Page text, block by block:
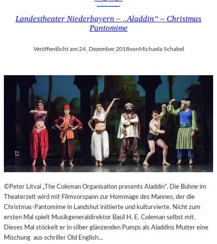
N
–
A
N
N
E
N
D
I
N
S
Z
N
I
E
R
T
Landestheater Niederbayern – „Aladdin“ – Christmas
Pantomime
Veröffentlicht am:24. Dezember 2018vonMichaela Schabel
©Peter Litvai „The Coleman Organisation presents Aladdin“. Die Bühne im
Theaterzelt wird mit Filmvorspann zur Hommage des Mannes, der die
Christmas-Pantomime in Landshut initiierte und kulturvierte. Nicht zum
ersten Mal spielt Musikgeneraldirektor Basil H. E. Coleman selbst mit.
Dieses Mal stöckelt er in silber glänzenden Pumps als Aladdins Mutter eine
Mischung aus schriller Old English…